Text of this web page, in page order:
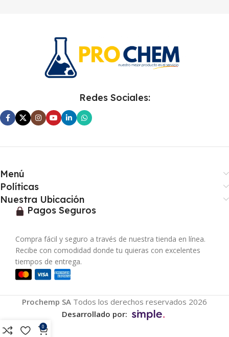
Redes Sociales:
Menú
Políticas
Nuestra Ubicación
Pagos Seguros
Compra fácil y seguro a través de nuestra tienda en línea.
Recibe con comodidad donde tu quieras con excelentes
tiempos de entrega.
Prochemp SA Todos los derechos reservados 2026
Desarrollado por:
0